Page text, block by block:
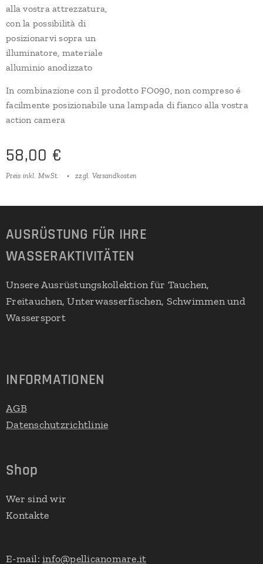
alla vostra attrezzatura,
con la possibilità di
posizionarvi sopra un
illuminatore, materiale
alluminio anodizzato
In combinazione con il prodotto FO090, non compreso é
facilmente posizionabile una lampada di fianco alla vostra
action camera
58,00 €
Preis inkl. MwSt. zzgl. Versandkosten
AUSRÜSTUNG FÜR IHRE
WASSERAKTIVITÄTEN
Unsere Ausrüstungskollektion für Tauchen,
Freitauchen, Unterwasserfischen, Schwimmen und
Wassersport
INFORMATIONEN
AGB
Datenschutzrichtlinie
Shop
Wer sind wir
Kontakte
E-mail:info@pellicanomare.it